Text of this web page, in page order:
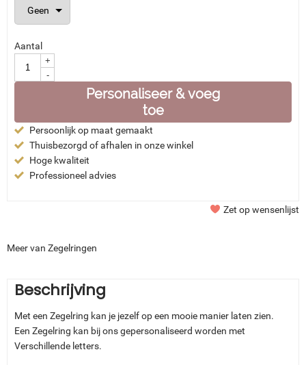
Aantal
+
-
Personaliseer & voeg
toe
Persoonlijk op maat gemaakt
Thuisbezorgd of afhalen in onze winkel
Hoge kwaliteit
Professioneel advies
Zet op wensenlijst
Meer van Zegelringen
Beschrijving
Met een Zegelring kan je jezelf op een mooie manier laten zien.
Een Zegelring kan bij ons gepersonaliseerd worden met
Verschillende letters.